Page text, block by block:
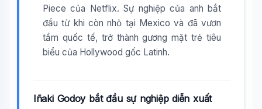
Piece của Netflix. Sự nghiệp của anh bắt
đầu từ khi còn nhỏ tại Mexico và đã vươn
tầm quốc tế, trở thành gương mặt trẻ tiêu
biểu của Hollywood gốc Latinh.
Iñaki Godoy bắt đầu sự nghiệp diễn xuất